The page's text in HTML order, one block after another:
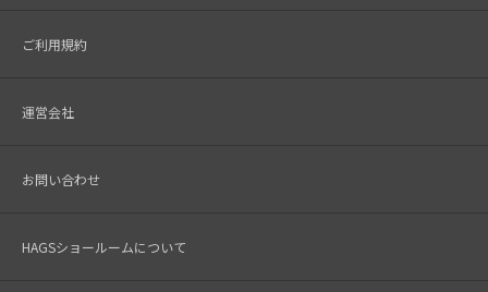
ご利用規約
運営会社
お問い合わせ
HAGSショールームについて